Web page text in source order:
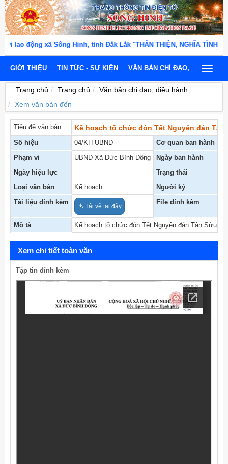
động xã Sông Hinh, tỉnh Đắk Lắk "THÂN THIỆN, NGHĨA TÌNH, TẬN
GIỚI THIỆU TIN TỨC - SỰ KIỆN VĂN BẢN CHỈ ĐẠO, ĐIỀU HÀNH
Toggle
Trang chủ Trang chủ
Văn bản chỉ đạo, điều hành
Xem văn bản đến
Tiêu đề văn bản Kế hoạch tổ chức đón Tết Nguyên đán Tân
Số hiệu 04/KH-UBND Cơ quan ban hành
Phạm vi
UBND Xã Đức Bình Đông Ngày ban hành
Ngày hiệu lực
Trạng thái
Loại văn bản
Kế hoạch Người ký
Tài liệu đính kèm
Tải về tại đây
File đính kèm
Mô tả Kế hoạch tổ chức đón Tết Nguyên đán Tân Sửu
Xem chi tiết toàn văn
Tập tin đính kèm